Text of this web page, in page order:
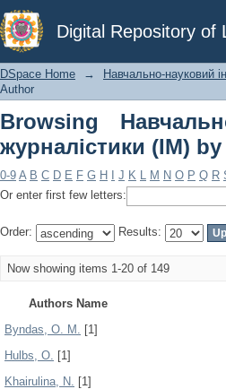
Digital Repository of
Browsing Навчально-
DSpace Home →
Навчально-науковий
Author
Browsing
журналістики (ІМ)
0-9 A B C D E F G H J K L M N O P Q R
Or enter first few letters:
Order: Results:
Now showing items 1-20 of 149
Authors Name
Byndas, O. M. [1]
Hulbs, О. [1]
Khairulina, N. [1]